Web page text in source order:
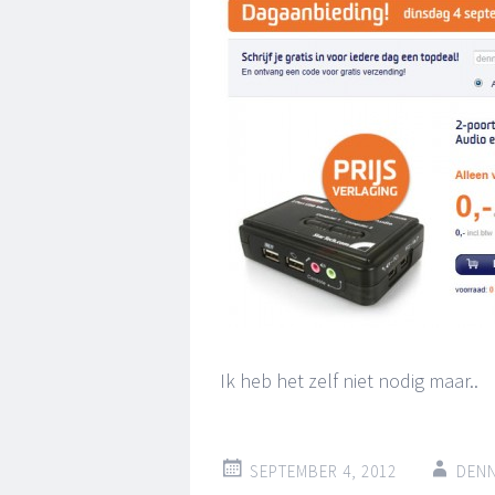
Ik heb het zelf niet nodig maar..
SEPTEMBER 4, 2012